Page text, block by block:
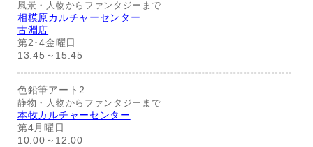
風景・人物からファンタジーまで
相模原カルチャーセンター
古淵店
第2･4金曜日
13:45～15:45
色鉛筆アート2
静物・人物からファンタジーまで
本牧カルチャーセンター
第4月曜日
10:00～12:00